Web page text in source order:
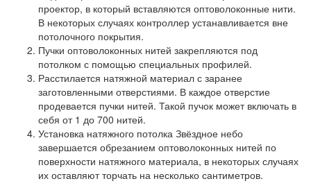
проектор, в который вставляются оптоволоконные нити.
В некоторых случаях контроллер устанавливается вне
потолочного покрытия.
Пучки оптоволоконных нитей закрепляются под
потолком с помощью специальных профилей.
Расстилается натяжной материал с заранее
заготовленными отверстиями. В каждое отверстие
продевается пучки нитей. Такой пучок может включать в
себя от 1 до 700 нитей.
Установка натяжного потолка Звёздное небо
завершается обрезанием оптоволоконных нитей по
поверхности натяжного материала, в некоторых случаях
их оставляют торчать на несколько сантиметров.